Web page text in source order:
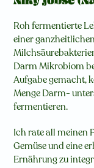
Roh fermentierte
einer
Darm Mikrobiom
Aufgabe gemacht,
Menge Darm-
fermentieren.
Ich rate all meinen
Gemüse und eine
Ernährung zu